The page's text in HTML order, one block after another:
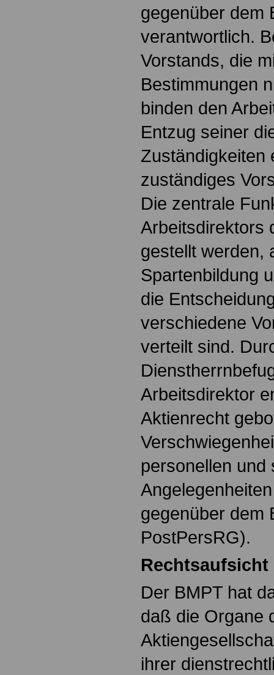
gegenüber dem
verantwortlich.
Vorstands, die
Bestimmungen
binden den
Entzug seiner
Zuständigkeiten
zuständiges
Die zentrale
Arbeitsdirektors
gestellt werden,
Spartenbildung
die
verschiedene
verteilt sind.
Arbeitsdirektor
Aktienrecht
personellen und
gegenüber dem
PostPersRG).
Rechtsaufsicht
Der BMPT hat
daß die Organe
ihrer